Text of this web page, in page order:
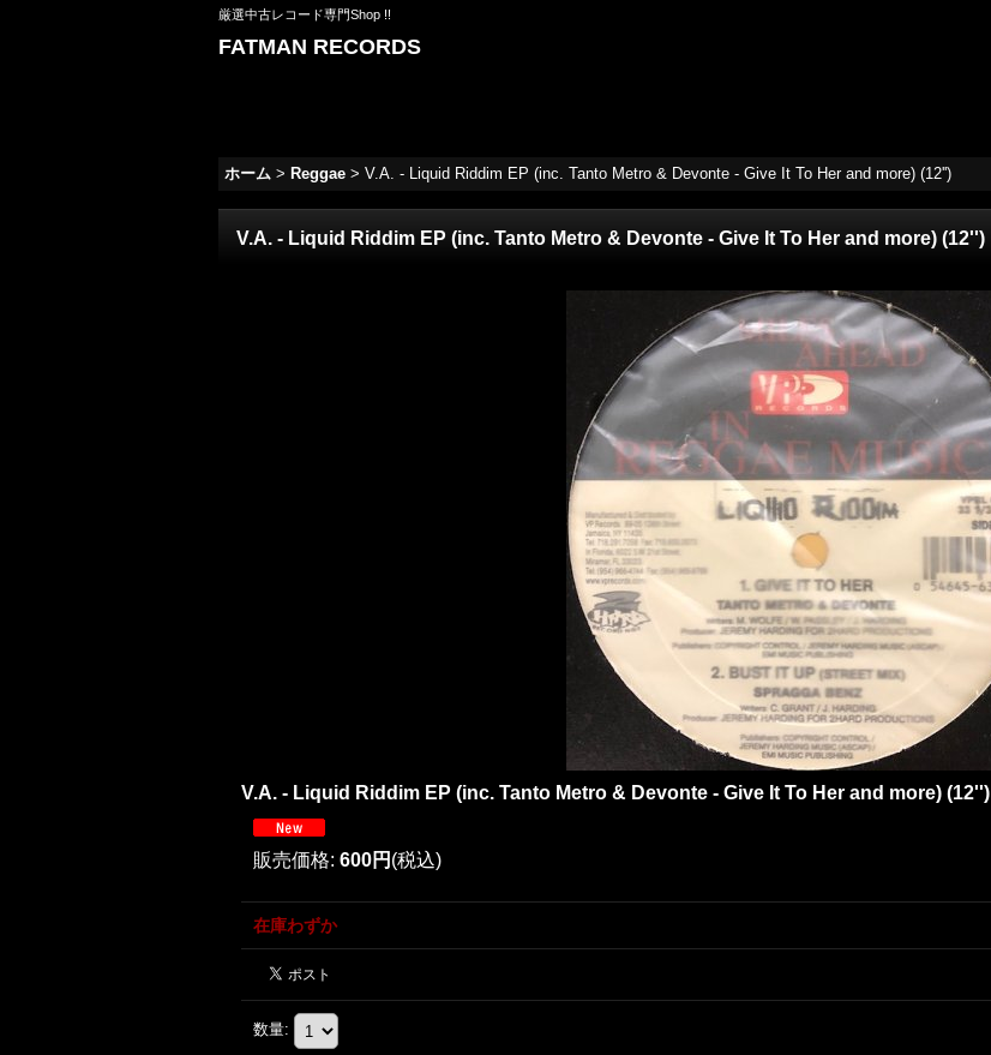
厳選中古レコード専門Shop !!
FATMAN RECORDS
ホーム > Reggae > V.A. - Liquid Riddim EP (inc. Tanto Metro & Devonte - Give It To Her and more) (12'')
V.A. - Liquid Riddim EP (inc. Tanto Metro & Devonte - Give It To Her and more) (12'')
V.A. - Liquid Riddim EP (inc. Tanto Metro & Devonte - Give It To Her and more) (12'')
販売価格: 600円 (税込)
在庫わずか
数量: